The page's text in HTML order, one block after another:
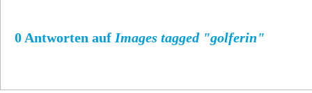
0 Antworten auf Images tagged "golferin"